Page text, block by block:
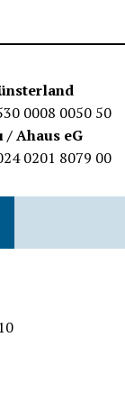
0008 0050 50
/ Ahaus eG
0201 8079 00